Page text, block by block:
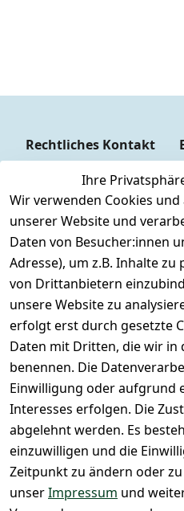
Ihre
Wir verwenden Cookies
unserer Website und
Daten von Besucher:innen
Adresse), um z.B. Inhalte
von Drittanbietern
unsere Website zu
erfolgt erst durch gesetzte
Daten mit Dritten, die wir in
benennen. Die
Einwilligung oder aufgrund
Interesses erfolgen. Die
abgelehnt werden. Es
einzuwilligen und die
Zeitpunkt zu ändern oder
unserImpressum und
Rechtliches
Impressum
Datenschutze
rklärung
Barrierefreihe
itserklärung
Widerrufsrec
ht
Kontakt
Registrieren